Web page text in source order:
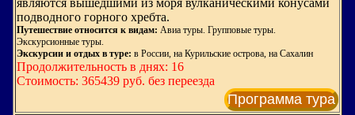
являются вышедшими из моря вулканическими конусами
подводного горного хребта.
Путешествие относится к видам: Авиа туры. Групповые туры.
Экскурсионные туры.
Экскурсии и отдых в туре: в России, на Курильские острова, на Сахалин
Продолжительность в днях: 16
Стоимость: 365439 руб. без переезда
Программа тура